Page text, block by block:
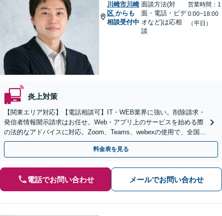
川崎市川崎
区 からも
相談受付中
面談方法(対
面・電話・ビデ
オなど)は応相
談
営業時間：1
0:00~18:00
（平日）
炎上対策
【関東エリア対応】【電話相談可】IT・WEB業界に強い。削除請求・
発信者情報開示請求はお任せ。Web・アプリ上のサービスを始める際
の法的なアドバイスに対応。Zoom、Teams、webexの使用で、全国か
らのご相談にも対応【平日夜間面談可】
料金表を見る
電話でお問い合わせ メールでお問い合わせ